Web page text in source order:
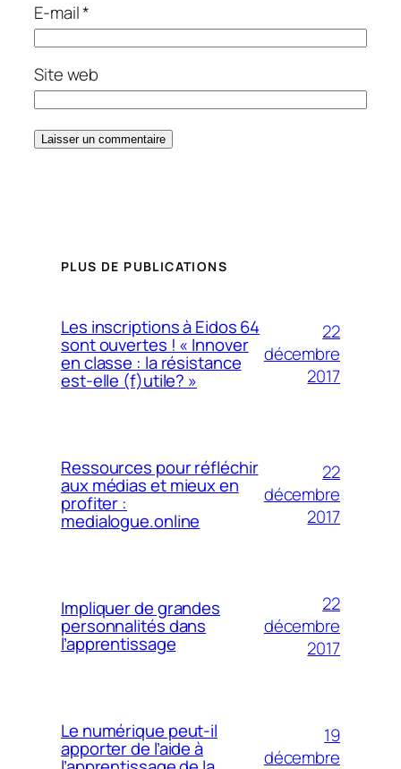
E-mail*
Site web
PLUS DE PUBLICATIONS
Les inscriptions à Eidos 64
sont ouvertes ! « Innover
en classe : la résistance
est-elle (f)utile? »
22
décembre
2017
Ressources pour réfléchir
aux médias et mieux en
profiter :
medialogue.online
22
décembre
2017
Impliquer de grandes
personnalités dans
l’apprentissage
22
décembre
2017
Le numérique peut-il
apporter de l’aide à
19
décembre